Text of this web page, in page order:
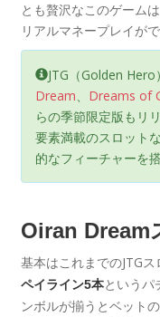
とも贅沢なこのゲーム
リアルマネープレイがで
JTG（Golden
Dream、 Dreams of
らの季節限定版もリ
要素満載のスロット
的なフィーチャーを
Oiran Dream
基本はこれまでのJTGス
ペイライン5本というパ
ンボルが揃うとベット